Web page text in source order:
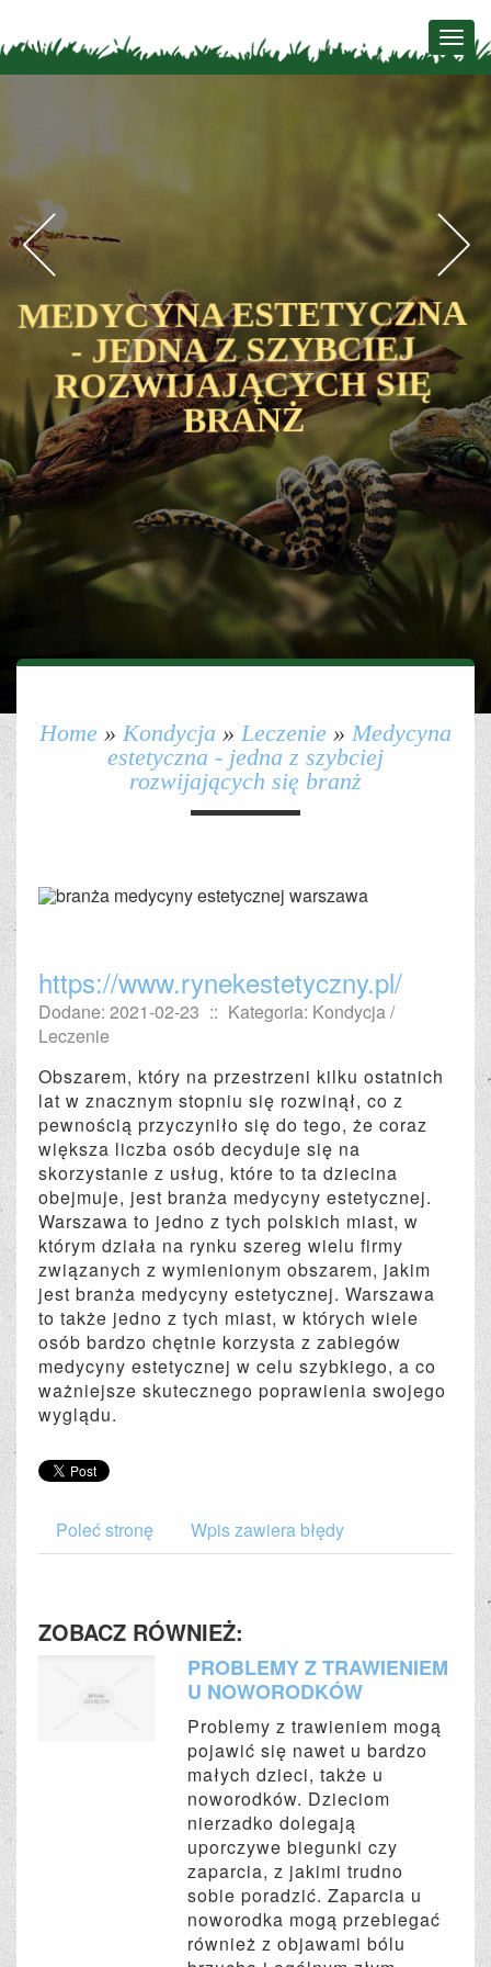
MEDYCYNA ESTETYCZNA
- JEDNA Z SZYBCIEJ
ROZWIJAJĄCYCH SIĘ
BRANŻ
Home » Kondycja » Leczenie » Medycyna
estetyczna - jedna z szybciej
rozwijających się branż
https://www.rynekestetyczny.pl/
Dodane: 2021-02-23 :: Kategoria: Kondycja /
Leczenie
Obszarem, który na przestrzeni kilku ostatnich
lat w znacznym stopniu się rozwinął, co z
pewnością przyczyniło się do tego, że coraz
większa liczba osób decyduje się na
skorzystanie z usług, które to ta dziecina
obejmuje, jest branża medycyny estetycznej.
Warszawa to jedno z tych polskich miast, w
którym działa na rynku szereg wielu firmy
związanych z wymienionym obszarem, jakim
jest branża medycyny estetycznej. Warszawa
to także jedno z tych miast, w których wiele
osób bardzo chętnie korzysta z zabiegów
medycyny estetycznej w celu szybkiego, a co
ważniejsze skutecznego poprawienia swojego
wyglądu.
Poleć stronę Wpis zawiera błędy
ZOBACZ RÓWNIEŻ:
PROBLEMY Z TRAWIENIEM
U NOWORODKÓW
Problemy z trawieniem mogą
pojawić się nawet u bardzo
małych dzieci, także u
noworodków. Dzieciom
nierzadko dolegają
uporczywe biegunki czy
zaparcia, z jakimi trudno
sobie poradzić. Zaparcia u
noworodka mogą przebiegać
również z objawami bólu